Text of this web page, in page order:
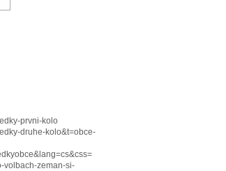
prvni-kolo
druhe-kolo&t=obce-
volbach-zeman-si-